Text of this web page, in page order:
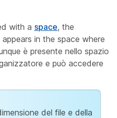
with a space, the
in the space where
è presente nello spazio
e può accedere
del file e della